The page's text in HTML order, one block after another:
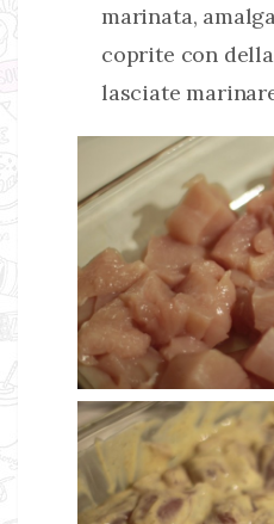
marinata,
coprite con
lasciate